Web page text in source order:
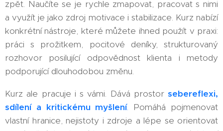
zpět. Naučíte se je rychle zmapovat, pracovat s nimi
a využít je jako zdroj motivace i stabilizace. Kurz nabízí
konkrétní nástroje, které můžete ihned použít v praxi:
práci s prožitkem, pocitové deníky, strukturovaný
rozhovor posilující odpovědnost klienta i metody
podporující dlouhodobou změnu.
Kurz ale pracuje i s vámi. Dává prostor sebereflexi,
sdílení a kritickému myšlení. Pomáhá pojmenovat
vlastní hranice, nejistoty i zdroje a lépe se orientovat